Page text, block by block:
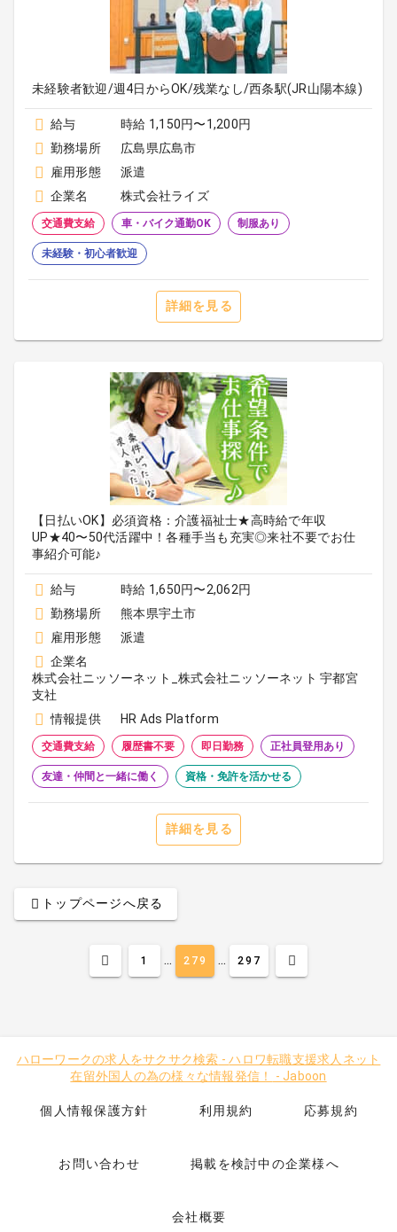
未経験者歓迎/週4日からOK/残業なし/西条駅(JR山陽本線)
給与
時給 1,150円〜1,200円
勤務場所
広島県広島市
雇用形態
派遣
企業名
株式会社ライズ
交通費支給 車・バイク通勤OK 制服あり
未経験・初心者歓迎
詳細を見る
【日払いOK】必須資格：介護福祉士★高時給で年収
UP★40〜50代活躍中！各種手当も充実◎来社不要でお仕
事紹介可能♪
給与
時給 1,650円〜2,062円
勤務場所
熊本県宇土市
雇用形態
派遣
企業名
株式会社ニッソーネット_株式会社ニッソーネット 宇都宮
支社
情報提供
HR Ads Platform
交通費支給 履歴書不要 即日勤務 正社員登用あり
友達・仲間と一緒に働く 資格・免許を活かせる
詳細を見る
トップページへ戻る
1 ... 279 ... 297
ハローワークの求人をサクサク検索 -ハロワ転職支援求人ネット
在留外国人の為の様々な情報発信！
- Jaboon
個人情報保護方針 利用規約 応募規約
お問い合わせ 掲載を検討中の企業様へ
会社概要